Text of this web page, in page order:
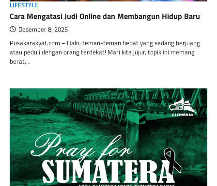
LIFESTYLE
Cara Mengatasi Judi Online dan Membangun Hidup Baru
Desember 8, 2025
Pusakarakyat.com – Halo, teman-teman hebat yang sedang berjuang
atau peduli dengan orang terdekat! Mari kita jujur, topik ini memang
berat,…